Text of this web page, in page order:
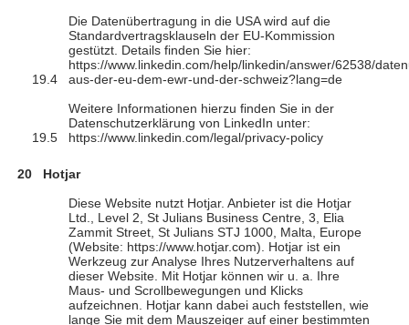
Die Datenübertragung in die USA wird auf die
Standardvertragsklauseln der EU-Kommission
gestützt. Details finden Sie hier:
https://www.linkedin.com/help/linkedin/answer/62538/
aus-der-eu-dem-ewr-und-der-schweiz?lang=de
Weitere Informationen hierzu finden Sie in der
Datenschutzerklärung von LinkedIn unter:
https://www.linkedin.com/legal/privacy-policy
Hotjar
Diese Website nutzt Hotjar. Anbieter ist die Hotjar
Ltd., Level 2, St Julians Business Centre, 3, Elia
Zammit Street, St Julians STJ 1000, Malta, Europe
(Website: https://www.hotjar.com). Hotjar ist ein
Werkzeug zur Analyse Ihres Nutzerverhaltens auf
dieser Website. Mit Hotjar können wir u. a. Ihre
Maus- und Scrollbewegungen und Klicks
aufzeichnen. Hotjar kann dabei auch feststellen, wie
lange Sie mit dem Mauszeiger auf einer bestimmten